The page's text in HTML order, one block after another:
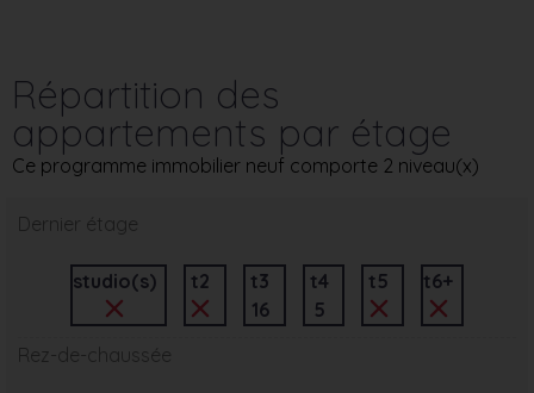
Répartition des
appartements par étage
Ce programme immobilier neuf comporte 2 niveau(x)
Dernier étage
studio(s) t2
t3
16
t4
5
t5 t6+
Rez-de-chaussée